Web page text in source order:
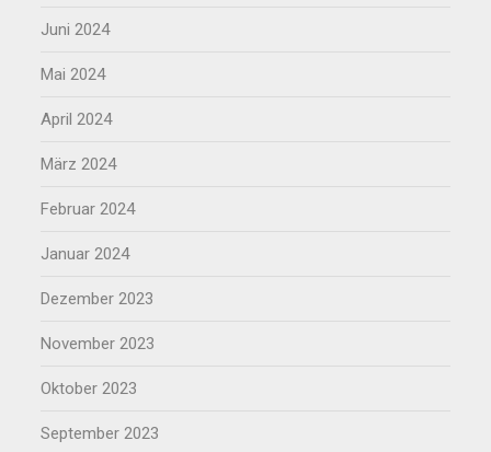
Juni 2024
Mai 2024
April 2024
März 2024
Februar 2024
Januar 2024
Dezember 2023
November 2023
Oktober 2023
September 2023